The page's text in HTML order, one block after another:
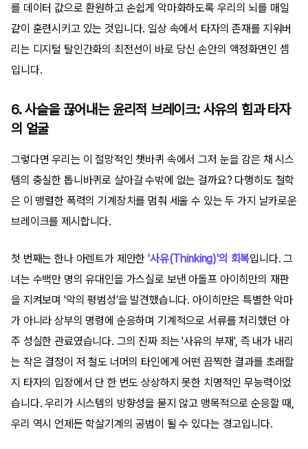
를 데이터 값으로 환원하고 손쉽게 악마화하도록 우리의 뇌를 매일
같이 훈련시키고 있는 것입니다. 일상 속에서 타자의 존재를 지워버
리는 디지털 탈인간화의 최전선이 바로 당신 손안의 액정화면인 셈
입니다.
6. 사슬을 끊어내는 윤리적 브레이크: 사유의 힘과 타자
의 얼굴
그렇다면 우리는 이 절망적인 챗바퀴 속에서 그저 눈을 감은 채 시스
템의 충실한 톱니바퀴로 살아갈 수밖에 없는 걸까요? 다행히도 철학
은 이 맹렬한 폭력의 기계장치를 멈춰 세울 수 있는 두 가지 날카로운
브레이크를 제시합니다.
첫 번째는 한나 아렌트가 제안한'사유(Thinking)'의 회복입니다. 그
녀는 수백만 명의 유대인을 가스실로 보낸 아돌프 아이히만의 재판
을 지켜보며 '악의 평범성'을 발견했습니다. 아이히만은 특별한 악마
가 아니라 상부의 명령에 순응하며 기계적으로 서류를 처리했던 아
주 성실한 관료였습니다. 그의 진짜 죄는 '사유의 부재', 즉 내가 내리
는 작은 결정이 저 철도 너머의 타인에게 어떤 끔찍한 결과를 초래할
지 타자의 입장에서 단 한 번도 상상하지 못한 치명적인 무능력이었
습니다. 우리가 시스템의 방향성을 묻지 않고 맹목적으로 순응할 때,
우리 역시 언제든 학살기계의 공범이 될 수 있다는 경고입니다.